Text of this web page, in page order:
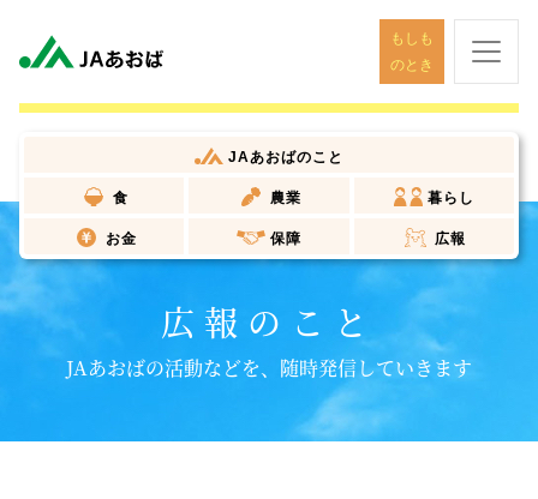
もしも
のとき
JAあおばのこと
食 農業 暮らし
お金 保障 広報
広報のこと
JAあおばの活動などを、随時発信していきます